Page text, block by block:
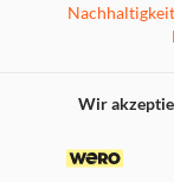
Dieses Armband
38mm Apple
40mm Apple
42mm Apple
Nachhaltigkeit
Wir